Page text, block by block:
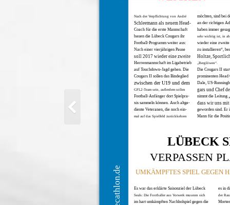
UMKÄMPFTES SPIEL GEGEN
Nach der Verpflichtung von André
Schleemann als neuem Head-
Coach für die erste Mannschaft
bauen die Lübeck Cougars ihr
Football-Programm weiter aus:
Nach einer vierjährigen Pause
soll 2017 wieder eine zweite
Herrenmannschaft im Ligabetrieb
auf Touchdown-Jagd gehen. Die
Cougars II sollen das Bindeglied
zwischen der U19 und dem
GFL2-Team sein, außerdem sollen
Football-Anfänger dort Spielpra-
xis sammeln können. Auch altge-
diente Veteranen, die noch ein-
mal auf das Spielfeld zurückkehren
möchten, sind bei
an der richtigen
haben immer
sehr wichtig ist, in
wieder eine
zu installieren“,
Holtze,
„Berglöwen“.
Die Cougars II
prominenten Head
Dale, US-
gars und Chef
nimmt die Leitung
dass wir uns
geworden sind. Er
Mann für die
LÜBECK
VERPASSEN
Es war das erklärte Saisonziel der Lübeck
Seals: Die Footballer aus Vorwerk mussten sich
im hart umkämpften Nachholspiel gegen die
es in
der